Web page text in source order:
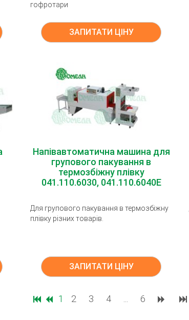
гофротари
ЗАПИТАТИ ЦІНУ
Напівавтоматична машина для
групового пакування в
термозбіжну плівку
041.110.6030, 041.110.6040E
Для групового пакування в термозбіжну
плівку різних товарів.
ЗАПИТАТИ ЦІНУ
1 2 3 4 6